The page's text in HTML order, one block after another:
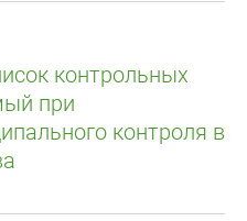
контрольных
при
контроля в